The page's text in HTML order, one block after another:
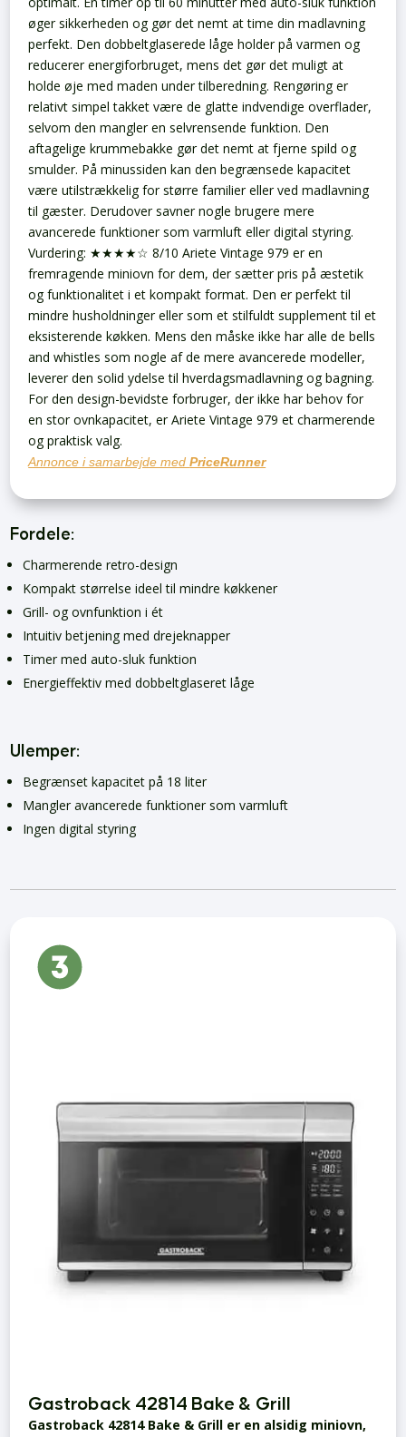
øger sikkerheden og gør det nemt at time din madlavning
perfekt. Den dobbeltglaserede låge holder på varmen og
reducerer energiforbruget, mens det gør det muligt at
holde øje med maden under tilberedning. Rengøring er
relativt simpel takket være de glatte indvendige overflader,
selvom den mangler en selvrensende funktion. Den
aftagelige krummebakke gør det nemt at fjerne spild og
smulder. På minussiden kan den begrænsede kapacitet
være utilstrækkelig for større familier eller ved madlavning
til gæster. Derudover savner nogle brugere mere
avancerede funktioner som varmluft eller digital styring.
Vurdering: ★★★★☆ 8/10 Ariete Vintage 979 er en
fremragende miniovn for dem, der sætter pris på æstetik
og funktionalitet i et kompakt format. Den er perfekt til
mindre husholdninger eller som et stilfuldt supplement til et
eksisterende køkken. Mens den måske ikke har alle de bells
and whistles som nogle af de mere avancerede modeller,
leverer den solid ydelse til hverdagsmadlavning og bagning.
For den design-bevidste forbruger, der ikke har behov for
en stor ovnkapacitet, er Ariete Vintage 979 et charmerende
og praktisk valg.
Annonce i samarbejde medPriceRunner
Fordele:
Charmerende retro-design
Kompakt størrelse ideel til mindre køkkener
Grill- og ovnfunktion i ét
Intuitiv betjening med drejeknapper
Timer med auto-sluk funktion
Energieffektiv med dobbeltglaseret låge
Ulemper:
Begrænset kapacitet på 18 liter
Mangler avancerede funktioner som varmluft
Ingen digital styring
Gastroback 42814 Bake & Grill
Gastroback 42814 Bake & Grill er en alsidig miniovn,